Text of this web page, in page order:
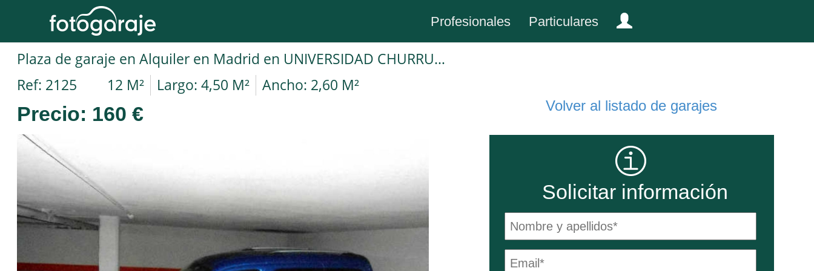
Profesionales Particulares
Plaza de garaje en Alquiler en Madrid en UNIVERSIDAD CHURRUCA
Ref: 2125
12 M² Largo: 4,50 M² Ancho: 2,60 M²
Precio: 160 € Volver al listado de garajes
Solicitar información